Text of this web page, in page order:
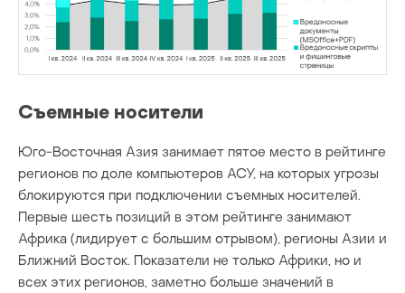
Съемные носители
Юго-Восточная Азия занимает пятое место в рейтинге
регионов по доле компьютеров АСУ, на которых угрозы
блокируются при подключении съемных носителей.
Первые шесть позиций в этом рейтинге занимают
Африка (лидирует с большим отрывом), регионы Азии и
Ближний Восток. Показатели не только Африки, но и
всех этих регионов, заметно больше значений в